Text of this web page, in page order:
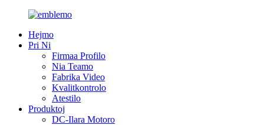
Hejmo
Pri Ni
Firmaa Profilo
Nia Teamo
Fabrika Video
Kvalitkontrolo
Atestilo
Produktoj
DC-Ilara Motoro